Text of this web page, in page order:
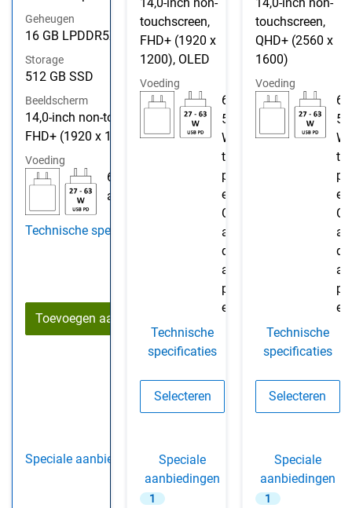
Geheugen
16 GB LPDDR5X
Storage
512 GB SSD
Beeldscherm
14,0-inch non-touchscreen,
FHD+ (1920 x 1200), OLED
Voeding
65 W type-C
adapter
Technische specificaties
Toevoegen aan winkelwagen
Speciale aanbiedingen 1
touchscreen,
FHD+ (1920 x
1200), OLED
Voeding
6
5
W
ty
p
e-
C
a
d
a
pt
er
Technische
specificaties
Selecteren
Configuratie 2
Speciale
aanbiedingen
1
touchscreen,
QHD+ (2560 x
1600)
Voeding
6
5
W
ty
p
e-
C
a
d
a
pt
er
Technische
specificaties
Selecteren
Speciale
aanbiedingen
1